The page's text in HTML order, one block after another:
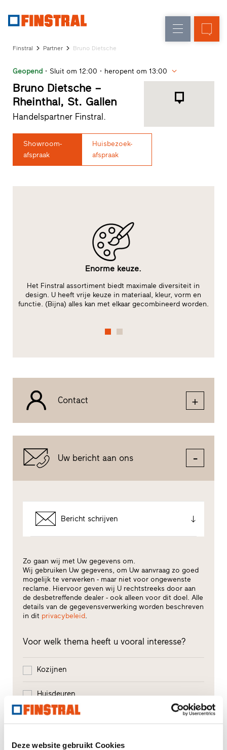
Deze website gebruikt Cookies
Glasgevels
Service
Showroom
Heeze
Showroom
Hoofddorp
Apeldoorn
Snelle
Finstral Partner Bruno Dietsche
Geopend Sluit om 12:00 heropent om 13:00
Bruno Dietsche –
Rheinthal, St. Gallen
Handelspartner Finstral.
Showroom-
afspraak
Huisbezoek-
afspraak
Enorme keuze.
Het Finstral assortiment biedt maximale diversiteit in
design. U heeft vrije keuze in materiaal, kleur, vorm en
functie. (Bijna) alles kan met elkaar gecombineerd worden.
Contact
Uw bericht aan ons
Bericht schrijven
Zo gaan wij met Uw gegevens om.
Wij gebruiken Uw gegevens, om Uw aanvraag zo goed
mogelijk te verwerken - maar niet voor ongewenste
reclame. Hiervoor geven wij U rechtstreeks door aan
de desbetreffende dealer - ook alleen voor dit doel. Alle
details van de gegevensverwerking worden beschreven
in dit privacybeleid.
Voor welk thema heeft u vooral interesse?
Kozijnen
Huisdeuren
Glasgevels
Renovatie